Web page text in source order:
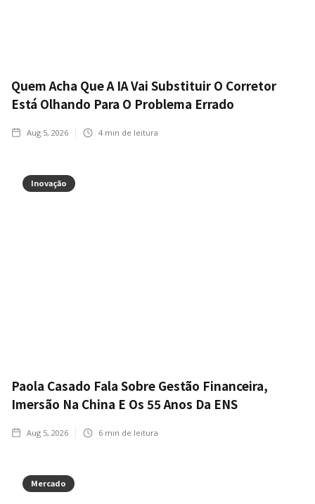
Quem Acha Que A IA Vai Substituir O Corretor
Está Olhando Para O Problema Errado
Aug 5, 2026 4 min de leitura
Inovação
Paola Casado Fala Sobre Gestão Financeira,
Imersão Na China E Os 55 Anos Da ENS
Aug 5, 2026 6 min de leitura
Mercado